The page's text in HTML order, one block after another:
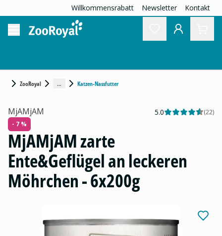
Willkommensrabatt Newsletter Kontakt
ZooRoyal ... Katzen-Nassfutter
MjAMjAM 5.0 (22)
- 7 %
MjAMjAM zarte
Ente&Geflügel an leckeren
Möhrchen - 6x200g